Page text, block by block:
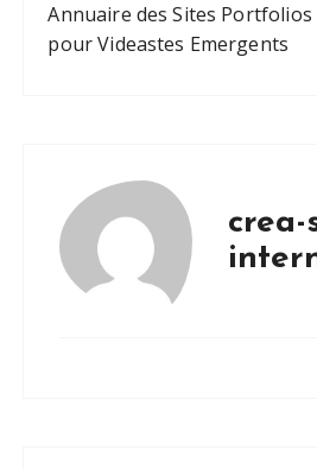
Annuaire des Sites Portfolios
pour Videastes Emergents
crea-